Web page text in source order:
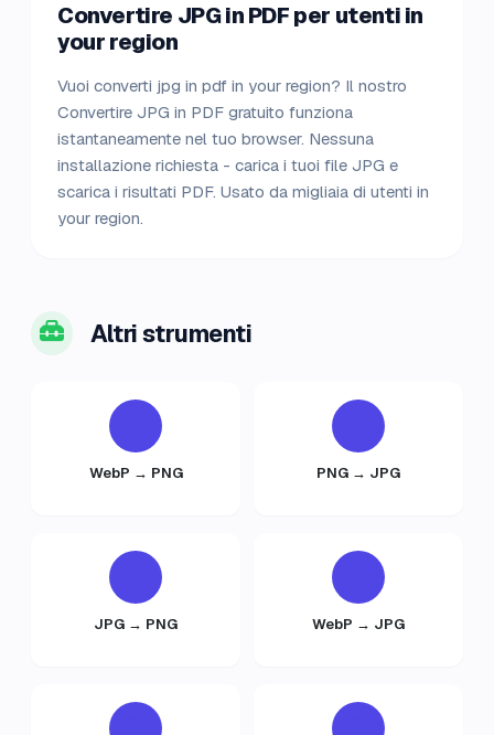
Convertire JPG in PDF per utenti in
your region
Vuoi converti jpg in pdf in your region? Il nostro
Convertire JPG in PDF gratuito funziona
istantaneamente nel tuo browser. Nessuna
installazione richiesta - carica i tuoi file JPG e
scarica i risultati PDF. Usato da migliaia di utenti in
your region.
Altri strumenti
WebP → PNG PNG → JPG
JPG → PNG WebP → JPG